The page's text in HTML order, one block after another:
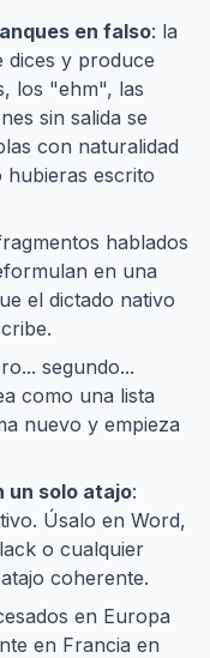
en falso: la
dices y produce
los "ehm", las
sin salida se
con naturalidad
hubieras escrito
hablados
en una
el dictado nativo
segundo...
como una lista
nuevo y empieza
un solo atajo:
Úsalo en Word,
o cualquier
coherente.
en Europa
en Francia en